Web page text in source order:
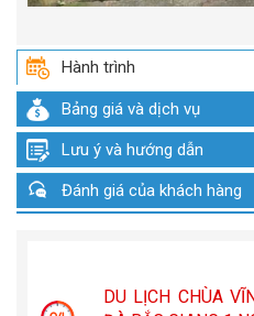
Hành trình
Bảng giá và dịch vụ
Lưu ý và hướng dẫn
Đánh giá của khách hàng
DU LỊCH CHÙA